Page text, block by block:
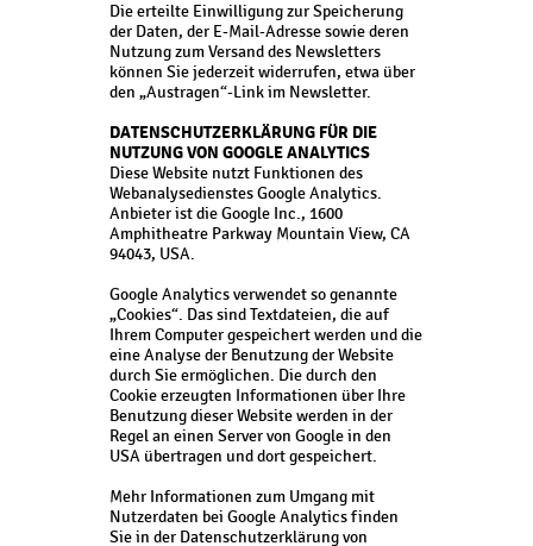
Die erteilte Einwilligung zur Speicherung
der Daten, der E-Mail-Adresse sowie deren
Nutzung zum Versand des Newsletters
können Sie jederzeit widerrufen, etwa über
den „Austragen“-Link im Newsletter.
DATENSCHUTZERKLÄRUNG FÜR DIE
NUTZUNG VON GOOGLE ANALYTICS
Diese Website nutzt Funktionen des
Webanalysedienstes Google Analytics.
Anbieter ist die Google Inc., 1600
Amphitheatre Parkway Mountain View, CA
94043, USA.
Google Analytics verwendet so genannte
„Cookies“. Das sind Textdateien, die auf
Ihrem Computer gespeichert werden und die
eine Analyse der Benutzung der Website
durch Sie ermöglichen. Die durch den
Cookie erzeugten Informationen über Ihre
Benutzung dieser Website werden in der
Regel an einen Server von Google in den
USA übertragen und dort gespeichert.
Mehr Informationen zum Umgang mit
Nutzerdaten bei Google Analytics finden
Sie in der Datenschutzerklärung von